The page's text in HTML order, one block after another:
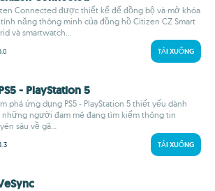
Connected được thiết kế để đồng bộ và mở khóa
năng thông minh của đồng hồ Citizen CZ Smart
và smartwatch...
TẢI XUỐNG
- PlayStation 5
phá ứng dụng PS5 - PlayStation 5 thiết yếu dành
những người đam mê đang tìm kiếm thông tin
sâu về gã...
TẢI XUỐNG